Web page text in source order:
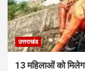
उत्तराखंड
13 महिलाओं को